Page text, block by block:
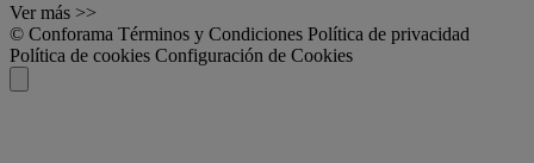
Ver más >>
© Conforama Términos y Condiciones Política de privacidad
Política de cookies Configuración de Cookies